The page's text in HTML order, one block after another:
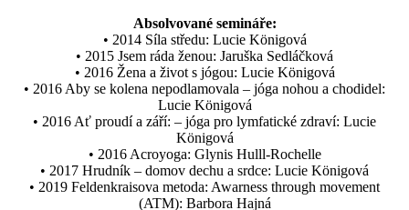
Absolvované semináře:
• 2014 Síla středu: Lucie Königová
• 2015 Jsem ráda ženou: Jaruška Sedláčková
• 2016 Žena a život s jógou: Lucie Königová
• 2016 Aby se kolena nepodlamovala – jóga nohou a chodidel:
Lucie Königová
• 2016 Ať proudí a září: – jóga pro lymfatické zdraví: Lucie
Königová
• 2016 Acroyoga: Glynis Hulll-Rochelle
• 2017 Hrudník – domov dechu a srdce: Lucie Königová
• 2019 Feldenkraisova metoda: Awarness through movement
(ATM): Barbora Hajná